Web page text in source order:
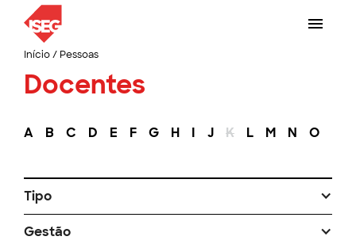
Início/ Pessoas
Docentes
A B C D E F G H I J K L M N O
Tipo
Gestão